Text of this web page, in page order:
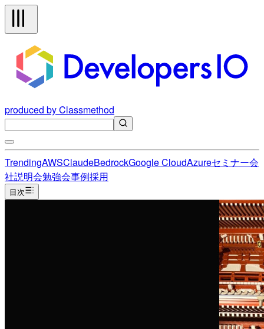
produced by Classmethod
TrendingAWSClaudeBedrockGoogle CloudAzureセミナー会
社説明会勉強会事例採用
目次